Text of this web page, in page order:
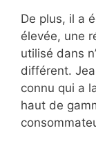
De plus, il a
élevée, une
utilisé dans
différent.
connu qui a
haut de